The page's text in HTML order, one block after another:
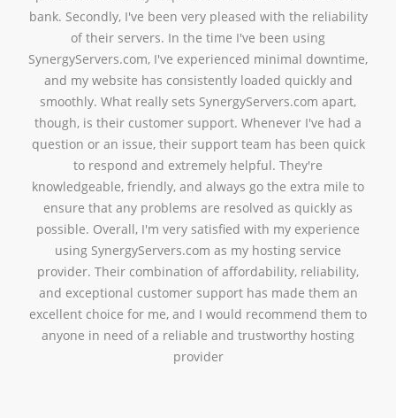
bank. Secondly, I've been very pleased with the reliability
of their servers. In the time I've been using
SynergyServers.com, I've experienced minimal downtime,
and my website has consistently loaded quickly and
smoothly. What really sets SynergyServers.com apart,
though, is their customer support. Whenever I've had a
question or an issue, their support team has been quick
to respond and extremely helpful. They're
knowledgeable, friendly, and always go the extra mile to
ensure that any problems are resolved as quickly as
possible. Overall, I'm very satisfied with my experience
using SynergyServers.com as my hosting service
provider. Their combination of affordability, reliability,
and exceptional customer support has made them an
excellent choice for me, and I would recommend them to
anyone in need of a reliable and trustworthy hosting
provider